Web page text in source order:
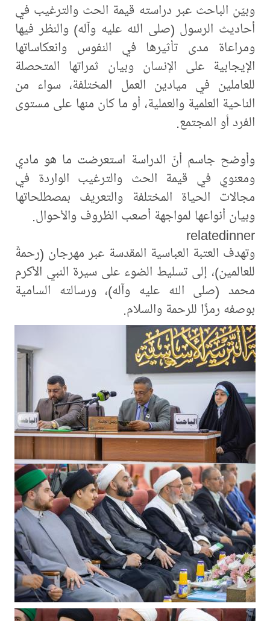
وبيّن الباحث عبر دراسته قيمة الحث والترغيب في
أحاديث الرسول (صلى الله عليه وآله) والنظر فيها
ومراعاة مدى تأثيرها في النفوس وانعكاساتها
الإيجابية على الإنسان وبيان ثمراتها المتحصلة
للعاملين في ميادين العمل المختلفة، سواء من
الناحية العلمية والعملية، أو ما كان منها على مستوى
الفرد أو المجتمع.
وأوضح جاسم أنّ الدراسة استعرضت ما هو مادي
ومعنوي في قيمة الحث والترغيب الواردة في
مجالات الحياة المختلفة والتعريف بمصطلحاتها
وبيان أنواعها لمواجهة أصعب الظروف والأحوال.
relatedinner
وتهدف العتبة العباسية المقدسة عبر مهرجان (رحمةً
للعالمين)، إلى تسليط الضوء على سيرة النبي الأكرم
محمد (صلى الله عليه وآله)، ورسالته السامية
بوصفه رمزًا للرحمة والسلام.